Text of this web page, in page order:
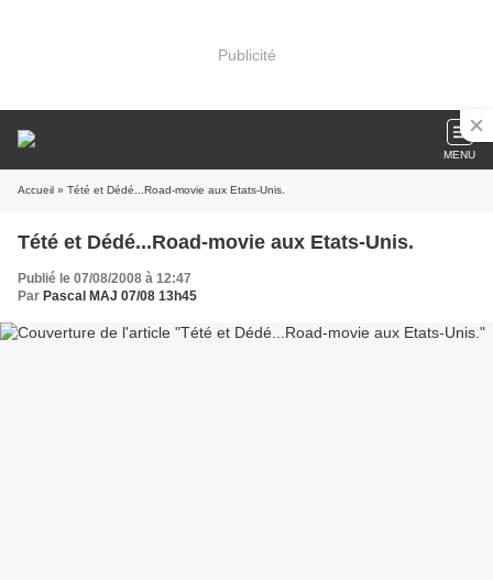
Publicité
MENU
Accueil » Tété et Dédé...Road-movie aux Etats-Unis.
Tété et Dédé...Road-movie aux Etats-Unis.
Publié le 07/08/2008 à 12:47
Par Pascal MAJ 07/08 13h45